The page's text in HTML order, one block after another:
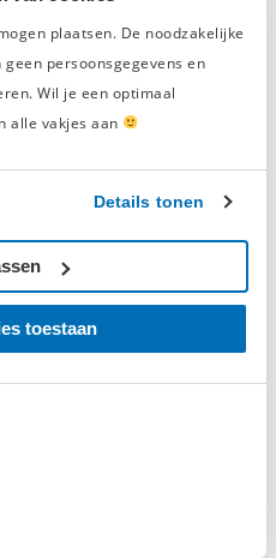
plaatsen. De noodzakelijke
persoonsgegevens en
Wil je een optimaal
alle vakjes aan
Details tonen
toestaan
laden
0 Beoordelingen
0